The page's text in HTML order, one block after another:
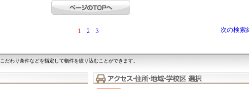
1 2 3 次の検索
だわり条件などを指定して物件を絞り込むことができます。